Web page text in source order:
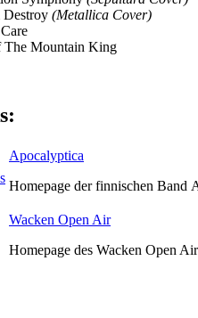
Destroy (Metallica Cover)
Mountain King
Apocalyptica
Homepage der finnischen Band
Wacken Open Air
Homepage des Wacken Open